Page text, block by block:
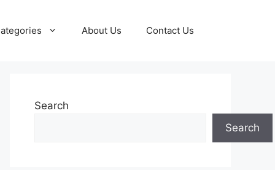
About Us Contact Us
Search
Search